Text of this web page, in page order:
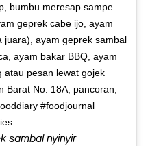
bumbu meresap sampe
geprek cabe ijo, ayam
juara), ayam geprek sambal
ayam bakar BBQ, ayam
atau pesan lewat gojek
Barat No. 18A, pancoran,
#foodjournal
sambal nyinyir